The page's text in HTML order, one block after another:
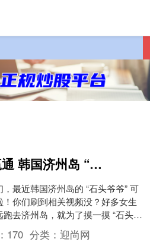
点赢通 韩国济州岛 “石头爷爷” 成网红，女生摸它鼻子求双胞胎，大叔们看得直乐_完还_朋友
，最近韩国济州岛的 “石头爷爷” 可
！你们刷到相关视频没？好多女生
跑去济州岛，就为了摸一摸 “石头爷
鼻子，据说这样就能求到双胞胎，这
170 分类： 迎尚网